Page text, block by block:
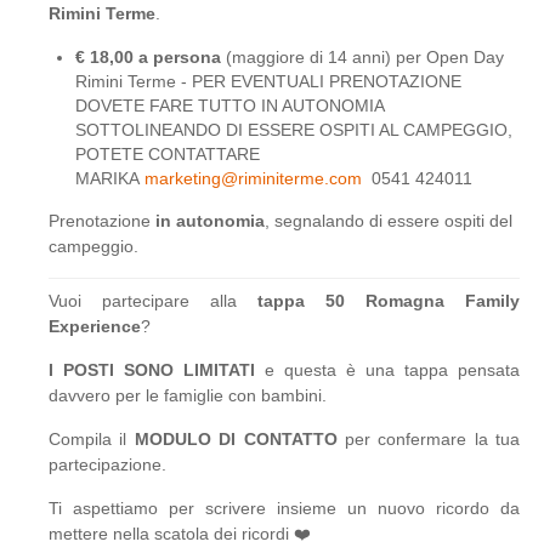
Rimini Terme.
€ 18,00 a persona (maggiore di 14 anni) per Open Day
Rimini Terme - PER EVENTUALI PRENOTAZIONE
DOVETE FARE TUTTO IN AUTONOMIA
SOTTOLINEANDO DI ESSERE OSPITI AL CAMPEGGIO,
POTETE CONTATTARE
MARIKA marketing@riminiterme.com 0541 424011
Prenotazione in autonomia, segnalando di essere ospiti del
campeggio.
Vuoi partecipare alla tappa 50 Romagna Family
Experience?
I POSTI SONO LIMITATI e questa è una tappa pensata
davvero per le famiglie con bambini.
Compila il MODULO DI CONTATTOper confermare la tua
partecipazione.
Ti aspettiamo per scrivere insieme un nuovo ricordo da
mettere nella scatola dei ricordi ❤️